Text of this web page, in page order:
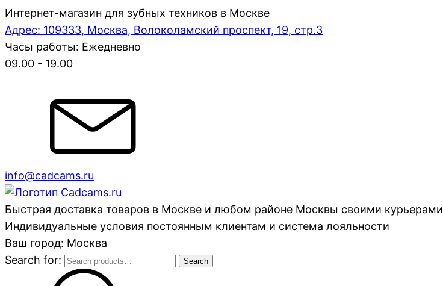
Интернет-магазин для зубных техников в Москве
Адрес: 109333, Москва, Волоколамский проспект, 19, стр.3
Часы работы: Ежедневно
09.00 - 19.00
info@cadcams.ru
Быстрая доставка товаров в Москве и любом районе Москвы своими курьерами
Индивидуальные условия постоянным клиентам и система лояльности
Ваш город: Москва
Search for:
Search